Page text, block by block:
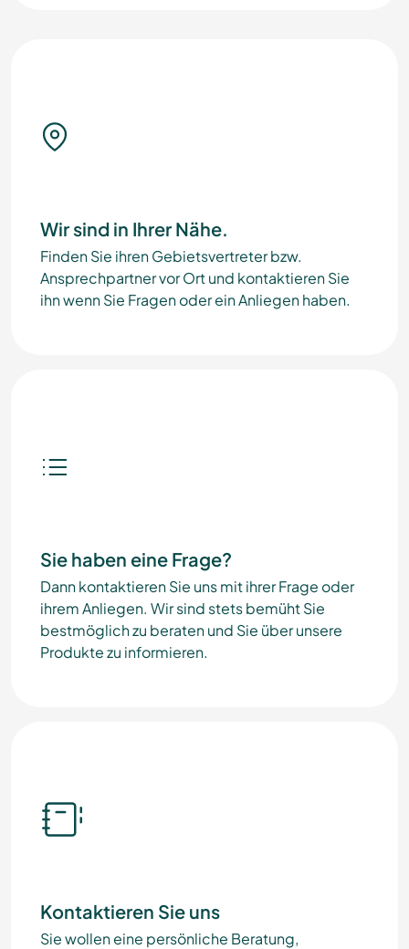
Wir sind in Ihrer Nähe.
Finden Sie ihren Gebietsvertreter bzw.
Ansprechpartner vor Ort und kontaktieren Sie
ihn wenn Sie Fragen oder ein Anliegen haben.
Sie haben eine Frage?
Dann kontaktieren Sie uns mit ihrer Frage oder
ihrem Anliegen. Wir sind stets bemüht Sie
bestmöglich zu beraten und Sie über unsere
Produkte zu informieren.
Kontaktieren Sie uns
Sie wollen eine persönliche Beratung,